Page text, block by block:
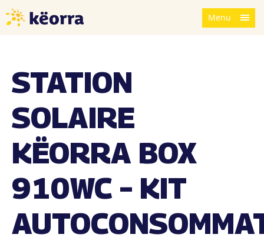
Menu
STATION
SOLAIRE
KËORRA BOX
910WC – KIT